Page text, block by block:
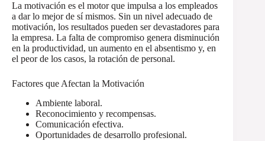
La motivación es el motor que impulsa a los empleados
a dar lo mejor de sí mismos. Sin un nivel adecuado de
motivación, los resultados pueden ser devastadores para
la empresa. La falta de compromiso genera disminución
en la productividad, un aumento en el absentismo y, en
el peor de los casos, la rotación de personal.
Factores que Afectan la Motivación
Ambiente laboral.
Reconocimiento y recompensas.
Comunicación efectiva.
Oportunidades de desarrollo profesional.